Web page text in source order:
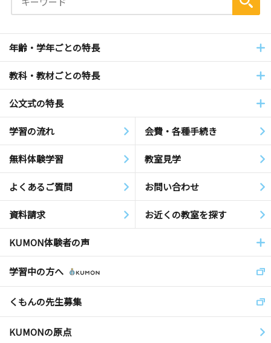
年齢・学年ごとの特長
教科・教材ごとの特長
公文式の特長
学習の流れ 会費・各種手続き
無料体験学習 教室見学
よくあるご質問 お問い合わせ
資料請求 お近くの教室を探す
KUMON体験者の声
学習中の方へ
くもんの先生募集
KUMONの原点